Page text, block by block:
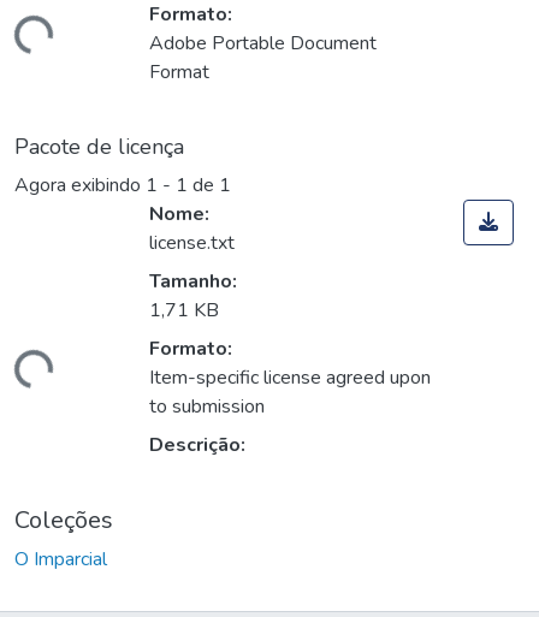
Formato:
Adobe Portable Document
Format
Pacote de licença
Agora exibindo 1 - 1 de 1
Nome:
license.txt
Tamanho:
1,71 KB
Formato:
Item-specific license agreed upon
to submission
Descrição:
Coleções
O Imparcial